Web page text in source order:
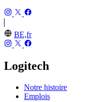
BE,fr
Logitech
Notre histoire
Emplois